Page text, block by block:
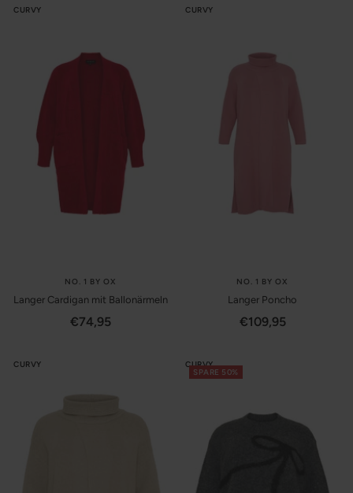
CURVY
NO. 1 BY OX
Langer Cardigan mit Ballonärmeln
Angebotspreis
€74,95
CURVY
NO. 1 BY OX
Langer Poncho
Angebotspreis
€109,95
CURVY
SPARE 50%
CURVY